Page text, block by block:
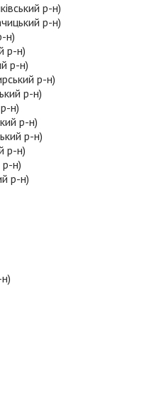
р-н)
р-н)
н)
р-н)
р-н)
р-н)
р-н)
н)
р-н)
р-н)
р-н)
р-н)
р-н)